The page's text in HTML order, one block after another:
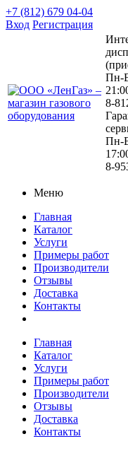
+7 (812) 679 04-04
Вход Регистрация
Пн-
8-
Пн-
8-
Меню
Главная
Каталог
Услуги
Примеры работ
Производители
Отзывы
Доставка
Контакты
Главная
Каталог
Услуги
Примеры работ
Производители
Отзывы
Доставка
Контакты